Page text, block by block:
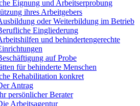
Eignung und Arbeitserprobung
ihres Arbeitgebers
oder Weiterbildung im Betrieb
Eingliederung
und behindertengerechte
auf Probe
für behinderte Menschen
Rehabilitation konkret
Antrag
persönlicher Berater
Arbeitsagentur